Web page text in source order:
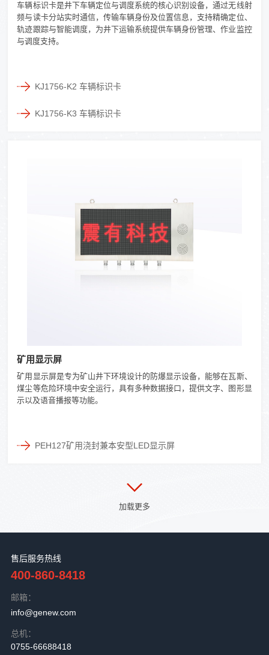
车辆标识卡是井下车辆定位与调度系统的核心识别设备，通过无线射
频与读卡分站实时通信，传输车辆身份及位置信息，支持精确定位、
轨迹跟踪与智能调度，为井下运输系统提供车辆身份管理、作业监控
与调度支持。
KJ1756-K2 车辆标识卡
KJ1756-K3 车辆标识卡
矿用显示屏
矿用显示屏是专为矿山井下环境设计的防爆显示设备，能够在瓦斯、
煤尘等危险环境中安全运行，具有多种数据接口，提供文字、图形显
示以及语音播报等功能。
PEH127矿用浇封兼本安型LED显示屏
售后服务热线
400-860-8418
邮箱：
info@genew.com
总机：
0755-66688418